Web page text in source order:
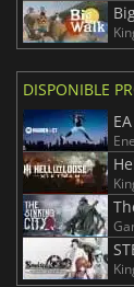
DISPONIBLE